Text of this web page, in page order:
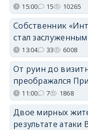
15:00 15 10265
Собственник
стал
13:04 33 6008
От руин до
преображался
11:00 7 1868
Двое мирных
результате